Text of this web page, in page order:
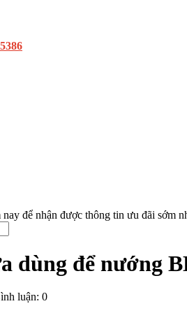
để nhận được thông tin ưu đãi sớm
dùng để nướng
luận: 0